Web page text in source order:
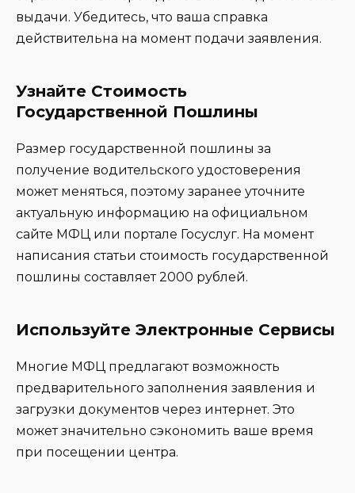
выдачи. Убедитесь, что ваша справка
действительна на момент подачи заявления.
Узнайте Стоимость
Государственной Пошлины
Размер государственной пошлины за
получение водительского удостоверения
может меняться, поэтому заранее уточните
актуальную информацию на официальном
сайте МФЦ или портале Госуслуг. На момент
написания статьи стоимость государственной
пошлины составляет 2000 рублей.
Используйте Электронные Сервисы
Многие МФЦ предлагают возможность
предварительного заполнения заявления и
загрузки документов через интернет. Это
может значительно сэкономить ваше время
при посещении центра.